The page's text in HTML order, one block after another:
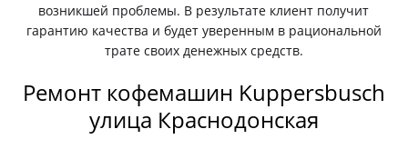
возникшей проблемы. В результате клиент получит
гарантию качества и будет уверенным в рациональной
трате своих денежных средств.
Ремонт кофемашин Kuppersbusch
улица Краснодонская